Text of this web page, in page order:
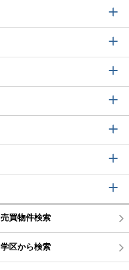
売買物件検索
学区から検索